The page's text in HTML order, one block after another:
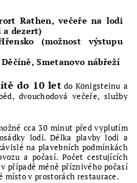
Rathen, večeře na lodi
a dezert)
(možnost výstupu
Smetanovo nábřeží
do 10 letdo Königsteinu a
dvouchodová večeře, služby
cca 30 minut před vyplutím
lodi. Délka plavby lodi a
na plavebních podmínkách
a počasí. Počet cestujících
případě méně příznivého počasí
v prostorách restaurace.